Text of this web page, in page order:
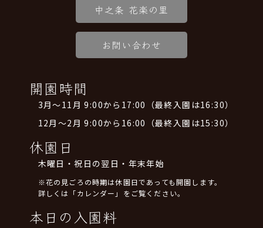
中之条 花楽の里
お問い合わせ
開園時間
3月～11月 9:00から17:00（最終入園は16:30）
12月～2月 9:00から16:00（最終入園は15:30）
休園日
木曜日・祝日の翌日・年末年始
※花の見ごろの時期は休園日であっても開園します。
詳しくは「カレンダー」をご覧ください。
本日の入園料